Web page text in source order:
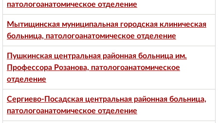
патологоанатомическое отделение
Мытищинская муниципальная городская клиническая
больница, патологоанатомическое отделение
Пушкинская центральная районная больница им.
Профессора Розанова, патологоанатомическое
отделение
Сергиево-Посадская центральная районная больница,
патологоанатомическое отделение